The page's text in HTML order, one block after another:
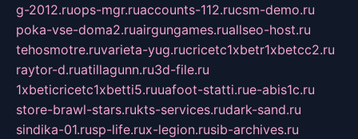
g-2012.ruops-mgr.ruaccounts-112.rucsm-demo.ru
poka-vse-doma2.ruairgungames.ruallseo-host.ru
tehosmotre.ruvarieta-yug.rucricetc1xbetr1xbetcc2.ru
raytor-d.ruatillagunn.ru3d-file.ru
1xbeticricetc1xbetti5.ruuafoot-statti.rue-abis1c.ru
store-brawl-stars.rukts-services.rudark-sand.ru
sindika-01.rusp-life.rux-legion.rusib-archives.ru